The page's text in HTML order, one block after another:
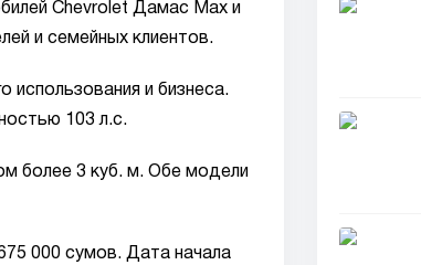
Chevrolet Дамас Max и
и семейных клиентов.
и бизнеса.
103 л.с.
более 3 куб. м. Обе модели
000 сумов. Дата начала